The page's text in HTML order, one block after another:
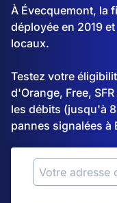
À Évecquemont, la
déployée en 2019
locaux.
Testez votre
d'Orange, Free,
les débits (jusqu'à
pannes signalées à